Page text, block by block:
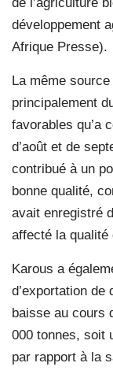
développement
Afrique Presse).
La même
principalement
favorables qu’a
d’août et de
contribué à un
bonne qualité,
avait enregistré
affecté la qualité
Karous a
d’exportation
baisse au cours
000 tonnes, soit
par rapport à la